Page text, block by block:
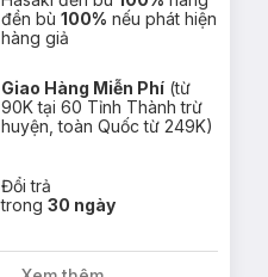
đền bù100% nếu phát hiện
hàng giả
Giao Hàng Miễn Phí (từ
90K tại 60 Tỉnh Thành trừ
huyện, toàn Quốc từ 249K)
Đổi trả
trong30 ngày